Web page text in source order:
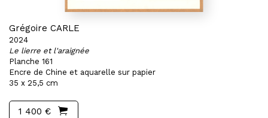
Grégoire CARLE
2024
Le lierre et l'araignée
Planche 161
Encre de Chine et aquarelle sur papier
35 x 25,5 cm
1 400 €